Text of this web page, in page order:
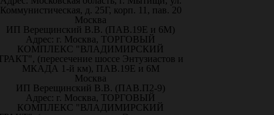
Коммунистическая, д. 25Г, корп. 11, пав. 20
Москва
ИП Верещинский В.В. (ПАВ.19Е и 6М)
Адрес: г. Москва, ТОРГОВЫЙ
КОМПЛЕКС "ВЛАДИМИРСКИЙ
(пересечение шоссе Энтузиастов и
МКАДА 1-й км), ПАВ.19Е и 6М
Москва
ИП Верещинский В.В. (ПАВ.П2-9)
Адрес: г. Москва, ТОРГОВЫЙ
КОМПЛЕКС "ВЛАДИМИРСКИЙ